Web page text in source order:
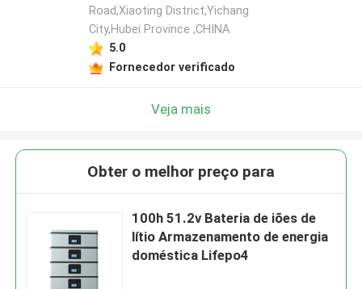
Road,Xiaoting District,Yichang
City,Hubei Province ,CHINA
5.0
Fornecedor verificado
Veja mais
Obter o melhor preço para
100h 51.2v Bateria de iões de
lítio Armazenamento de energia
doméstica Lifepo4